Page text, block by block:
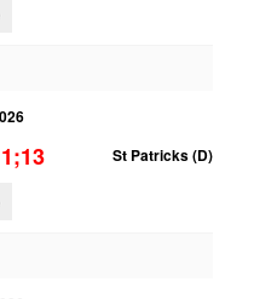
1;13 St Patricks (D)